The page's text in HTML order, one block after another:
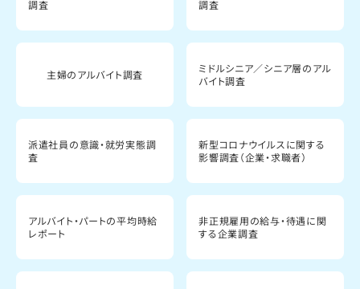
調査
調査
主婦のアルバイト調査
ミドルシニア／シニア層のアル
バイト調査
派遣社員の意識・就労実態調
査
新型コロナウイルスに関する
影響調査（企業・求職者）
アルバイト・パートの平均時給
レポート
非正規雇用の給与・待遇に関
する企業調査